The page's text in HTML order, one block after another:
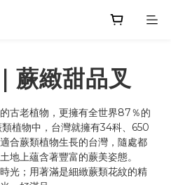
蕨緻甜品叉
古老植物，更擁有全世界87％的
植物中，台灣就擁有34科、650
合蕨類植物生長的台灣，隨處都
地上蘊含著豐富的蕨美姿態。
光；用著滿是細緻蕨類花紋的精